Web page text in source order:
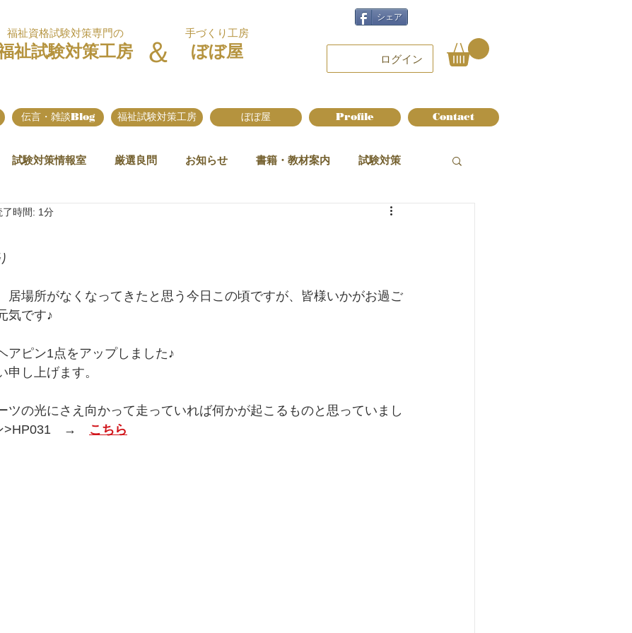
福祉資格試験対策専門の
祉試験対策工房 ＆
手づくり工房
ぼぼ屋
シェア
ログイン
伝言・雑談Blog 福祉試験対策工房 ぼぼ屋 Profile Contact
試験対策情報室 厳選良問 お知らせ 書籍・教材案内 試験対策
了時間: 1分
居場所がなくなってきたと思う今日この頃ですが、皆様いかがお過ご
気です♪
アピン1点をアップしました♪
申し上げます。
ツの光にさえ向かって走っていれば何かが起こるものと思っていまし
>HP031　→
こちら